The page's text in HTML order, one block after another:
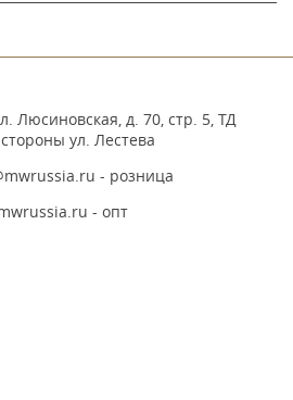
Люсиновская, д. 70, стр. 5, ТД
ул. Лестева
- розница
- опт